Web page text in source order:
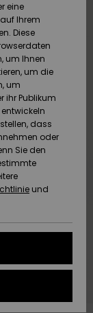
eine
Ihrem
Diese
um Ihnen
um die
um
ihr Publikum
dass
oder
Sie den
und